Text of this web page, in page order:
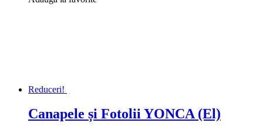
Reduceri!
Canapele și Fotolii YONCA (El)